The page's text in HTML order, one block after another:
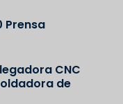
Prensa
CNC
de